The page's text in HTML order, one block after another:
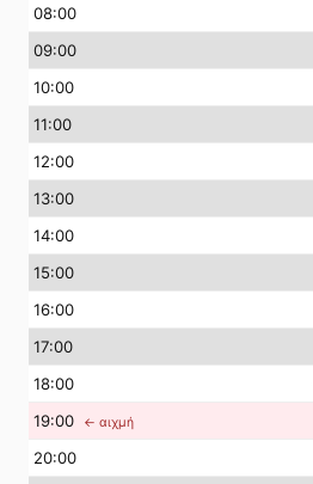
08:00
09:00
10:00
11:00
12:00
13:00
14:00
15:00
16:00
17:00
18:00
19:00 ← αιχμή
20:00